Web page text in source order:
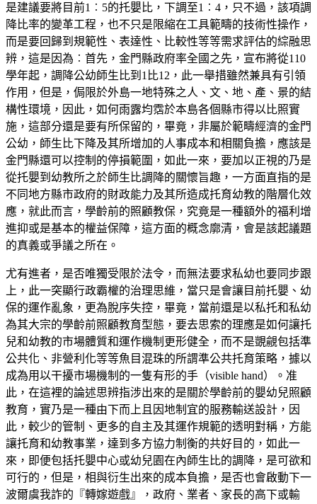
是建議要將目前1︰5的托嬰比，下調至1︰4，只不過，該項調
降比率的變革工程，也不只是限縮在工具範疇的技術性操作，
而是要回歸到規範性、表達性、比較性等等需求評估的綜融思
辨，這是因為︰首先，金門縣政府率全國之先，宣布將從110
學年起，調降公幼師生比到1比12，此一舉措雖然兼具有引領
作用，但是，侷限於外島一地特殊之人、文、地、產、景的結
構性環境，因此，如何雨露均霑於本島各個縣市得以比照實
施，這部分還是要有所保留的，畢竟，非屬於範疇經濟的金門
公幼，師生比下降及其所增加的人事成本和相關負擔，應該是
金門縣還可以控制的停損範圍，如此一來，要加以正視的乃是
從托嬰到幼教所之於師生比調降的關懷旨趣，一方面直指的是
不同地方縣市政府的財政能力及其所造成托育幼教的階層化效
應，就此而言，學齡前的照顧教保，究竟是一種額外的福利增
進抑或是基本的權益保障，這方面的概念廓清，會是該起議題
的真義或爭議之所在。
尤有進者，是否唯獨受限於法令，而無法要求私幼也要同步跟
上，此一突顯行政霸權的治理思維，當只是會讓目前托嬰、幼
保的運作亂象，更為脫序失控，畢竟，當前還是以私托和私幼
為其大宗的學齡前照顧教育型態，要去思索的理應是如何讓托
兒和幼教的市場體質和運作機制更形健全，而不是覬覦包括準
公共化、非營利化等等魚目混珠的所謂準公共托育策略，據以
成為用以干擾市場機制的一隻有形的手（visible hand）。准
此，在這裡的論述思辨指涉出來的是關於學齡前的嬰幼兒照顧
教育，實乃是一種由下而上且因地制宜的服務輸送設計，因
此，較少的管制、更多的自主及其運作規範的透明對稱，方能
讓托育和幼教事業，達到多方協力制衡的共好目的，如此一
來，即便包括托嬰中心或幼兒園在內師生比的調降，是可欲和
可行的，但是，相與衍生出來的成本負擔，是否也會啟動下一
波爾虞我詐的『轉嫁遊戲』，政府、業者、家長的高下或輸